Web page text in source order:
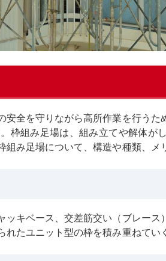
全を守りながら高所作業を行うた
枠組み足場は、組み立てや解体が
組み足場について、構造や種類、
キベース、交差筋交い（ブレー
たユニット型の枠を積み重ねてい